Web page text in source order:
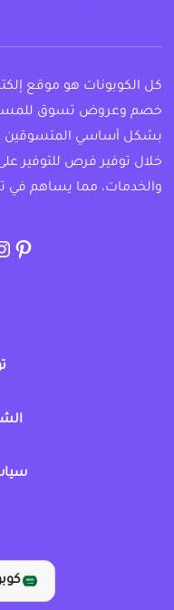
كل الكوبونات هو موقع
خصم وعروض تسوق
بشكل أساسي المتسوقين
خلال توفير فرص للتوفير
والخدمات، مما يساهم في